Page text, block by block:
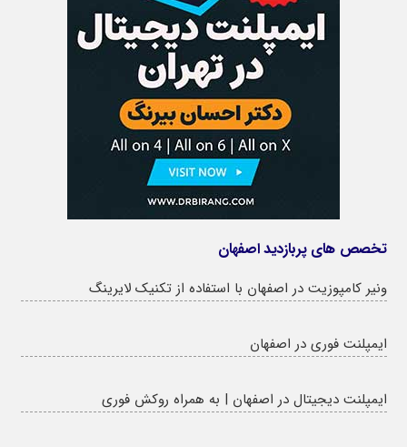
تخصص های پربازدید اصفهان
ونیر کامپوزیت در اصفهان با استفاده از تکنیک لایرینگ
ایمپلنت فوری در اصفهان
ایمپلنت دیجیتال در اصفهان | به همراه روکش فوری